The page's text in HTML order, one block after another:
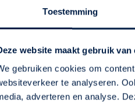
Toestemming
website maakt gebruik van
gebruiken cookies om
te analyseren.
adverteren en analyse.